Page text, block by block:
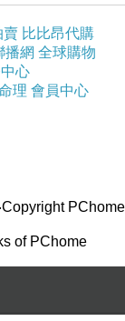
賣 比比昂代購
播網 全球購物
心
理 會員中心
‧Copyright PChome
of PChome